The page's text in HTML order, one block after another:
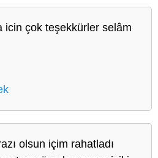
icin çok teşekkürler selâm
olsun içim rahatladı